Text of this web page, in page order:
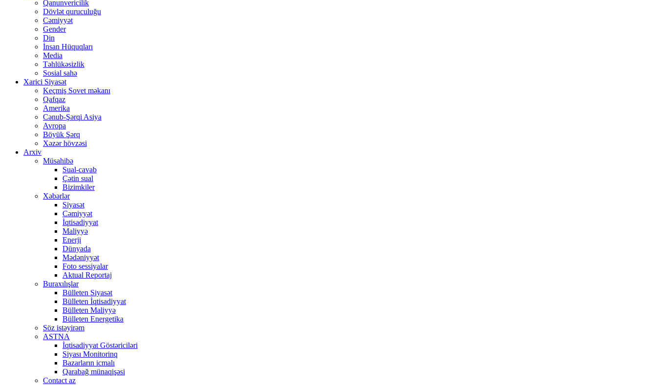
Qanunvericilik
Dövlət quruculuğu
Cəmiyyət
Gender
Din
İnsan Hüquqları
Media
Təhlükəsizlik
Sosial sahə
Xarici Siyasət
Keçmiş Sovet məkanı
Qafqaz
Amerika
Cənub-Şərqi Asiya
Avropa
Böyük Şərq
Xəzər hövzəsi
Arxiv
Müsahibə
Sual-cavab
Çətin sual
Bizimkiler
Xəbərlər
Siyasət
Cəmiyyət
İqtisadiyyat
Maliyyə
Enerji
Dünyada
Mədəniyyət
Foto sessiyalar
Aktual Reportaj
Buraxılışlar
Bülleten Siyasət
Bülleten İqtisadiyyat
Bülleten Maliyyə
Bülleten Energetika
Söz istəyirəm
ASTNA
İqtisadiyyat Göstəriciləri
Siyası Monitorinq
Bazarların icmalı
Qarabağ münaqişəsi
Contact az